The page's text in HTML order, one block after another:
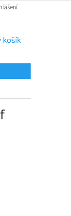
košík